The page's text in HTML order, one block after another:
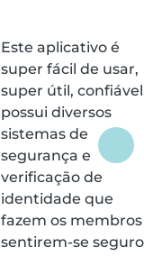
Este aplicativo é
super fácil de usar,
super útil,
possui diversos
sistemas de
segurança e
verificação de
identidade que
fazem os membros
sentirem-se